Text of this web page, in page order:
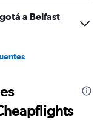
a Belfast